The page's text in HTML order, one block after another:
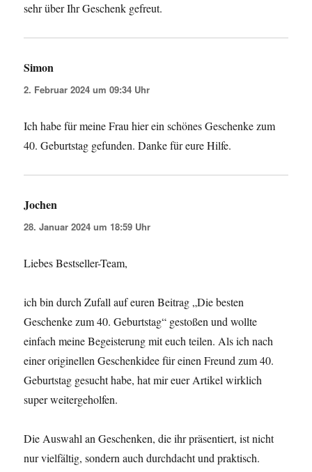
sehr über Ihr Geschenk gefreut.
Simon
2. Februar 2024 um 09:34 Uhr
Ich habe für meine Frau hier ein schönes Geschenke zum
40. Geburtstag gefunden. Danke für eure Hilfe.
Jochen
28. Januar 2024 um 18:59 Uhr
Liebes Bestseller-Team,
ich bin durch Zufall auf euren Beitrag „Die besten
Geschenke zum 40. Geburtstag“ gestoßen und wollte
einfach meine Begeisterung mit euch teilen. Als ich nach
einer originellen Geschenkidee für einen Freund zum 40.
Geburtstag gesucht habe, hat mir euer Artikel wirklich
super weitergeholfen.
Die Auswahl an Geschenken, die ihr präsentiert, ist nicht
nur vielfältig, sondern auch durchdacht und praktisch.